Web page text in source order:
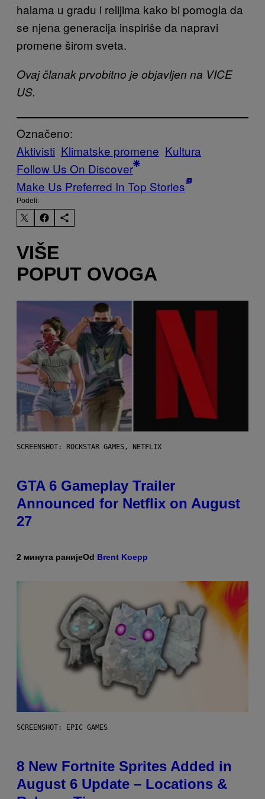
halama u gradu i relijima kako bi pomogla da
se njena generacija inspiriše da napravi
promene širom sveta.
Ovaj članak prvobitno je objavljen na VICE
US.
Označeno:
Aktivisti Klimatske promene Kultura
Follow Us On Discover
Make Us Preferred In Top Stories
Podeli:
VIŠE
POPUT OVOGA
SCREENSHOT: ROCKSTAR GAMES, NETFLIX
GTA 6 Gameplay Trailer
Announced for Netflix on August
27
2 минута ранијеOd Brent Koepp
SCREENSHOT: EPIC GAMES
8 New Fortnite Sprites Added in
August 6 Update – Locations &